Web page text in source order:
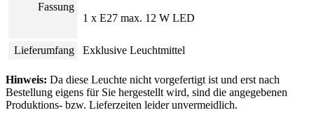
Fassung
1 x E27 max. 12 W LED
Lieferumfang Exklusive Leuchtmittel
Hinweis: Da diese Leuchte nicht vorgefertigt ist und erst nach
Bestellung eigens für Sie hergestellt wird, sind die angegebenen
Produktions- bzw. Lieferzeiten leider unvermeidlich.